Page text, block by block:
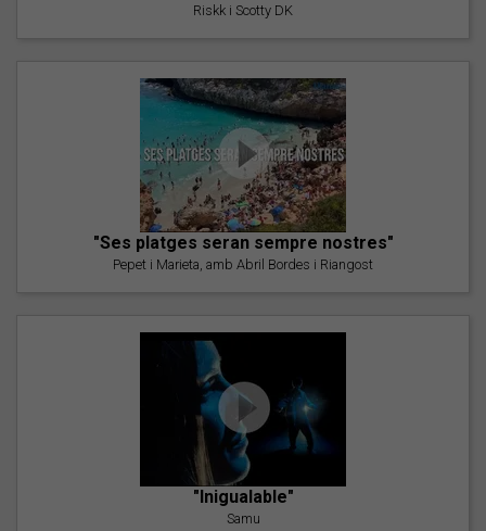
Riskk i Scotty DK
"Ses platges seran sempre nostres"
Pepet i Marieta, amb Abril Bordes i Riangost
"Inigualable"
Samu